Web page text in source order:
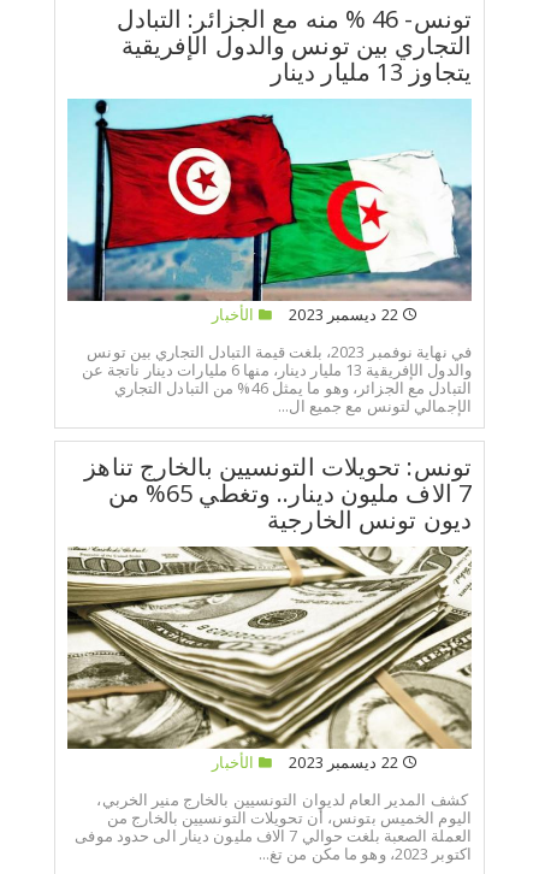
تونس- 46 % منه مع الجزائر: التبادل
التجاري بين تونس والدول الإفريقية
يتجاوز 13 مليار دينار
22 ديسمبر 2023
الأخبار
في نهاية نوفمبر 2023، بلغت قيمة التبادل التجاري بين تونس
والدول الإفريقية 13 مليار دينار، منها 6 مليارات دينار ناتجة عن
التبادل مع الجزائر، وهو ما يمثل 46% من التبادل التجاري
الإجمالي لتونس مع جميع ال...
تونس: تحويلات التونسيين بالخارج تناهز
7 الاف مليون دينار.. وتغطي 65% من
ديون تونس الخارجية
22 ديسمبر 2023
الأخبار
كشف المدير العام لديوان التونسيين بالخارج منير الخربي،
اليوم الخميس بتونس، أن تحويلات التونسيين بالخارج من
العملة الصعبة بلغت حوالي 7 الاف مليون دينار الى حدود موفى
اكتوبر 2023، وهو ما مكن من تغ...